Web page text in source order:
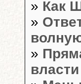
» Как
»
»
власти